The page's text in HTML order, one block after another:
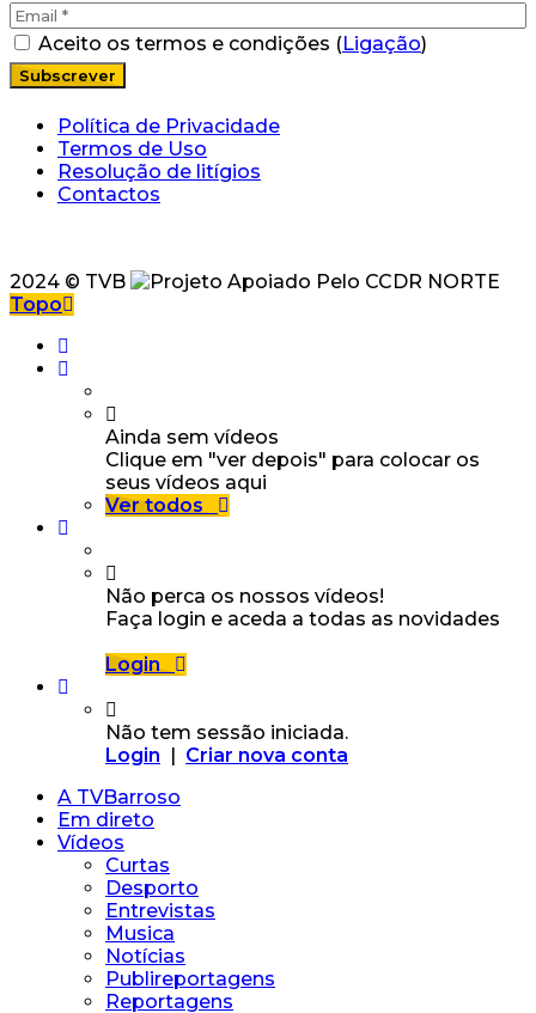
Aceito os termos e condições (Ligação)
Política de Privacidade
Termos de Uso
Resolução de litígios
Contactos
2024 © TVB
Topo
Ainda sem vídeos
Clique em "ver depois" para colocar os
seus vídeos aqui
Ver todos
Não perca os nossos vídeos!
Faça login e aceda a todas as novidades
Login
Não tem sessão iniciada.
Login
Criar nova conta
A TVBarroso
Em direto
Vídeos
Curtas
Desporto
Entrevistas
Musica
Notícias
Publireportagens
Reportagens